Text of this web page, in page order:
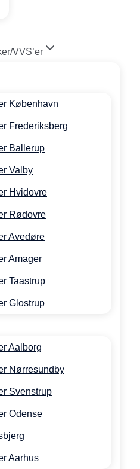
VVS’er
København
Frederiksberg
Ballerup
Valby
Hvidovre
Rødovre
Avedøre
Amager
Taastrup
Glostrup
Aalborg
Nørresundby
Svenstrup
Odense
Aarhus